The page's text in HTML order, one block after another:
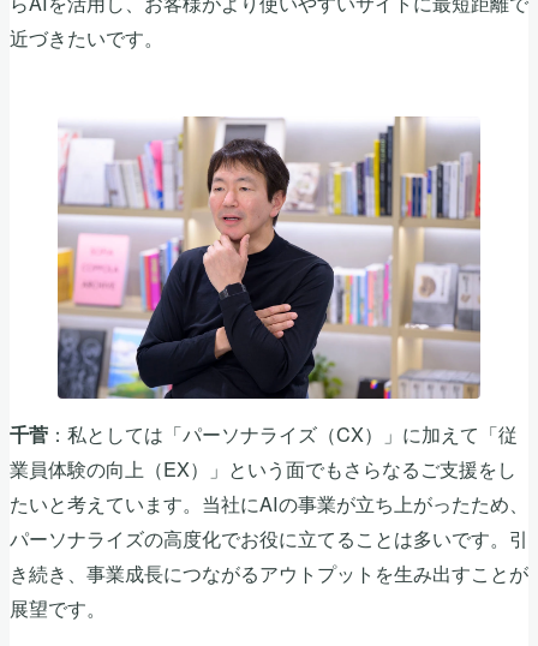
近づきたいです。
千菅 ：私としては「パーソナライズ（CX）」に加えて「従
業員体験の向上（EX）」という面でもさらなるご支援をし
たいと考えています。当社にAIの事業が立ち上がったため、
パーソナライズの高度化でお役に立てることは多いです。引
き続き、事業成長につながるアウトプットを生み出すことが
展望です。